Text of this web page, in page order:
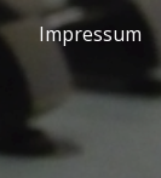
Impressum